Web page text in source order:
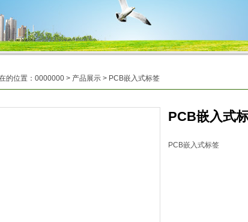
的位置： 0000000 > 产品展示 > PCB嵌入式标签
PCB嵌入式
PCB嵌入式标签